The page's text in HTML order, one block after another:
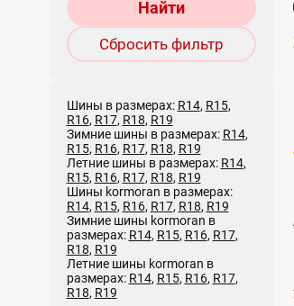
Найти
Сбросить фильтр
Шины в размерах: R14, R15,
R16, R17, R18, R19
Зимние шины в размерах: R14,
R15, R16, R17, R18, R19
Летние шины в размерах: R14,
R15, R16, R17, R18, R19
Шины kormoran в размерах:
R14, R15, R16, R17, R18, R19
Зимние шины kormoran в
размерах: R14, R15, R16, R17,
R18, R19
Летние шины kormoran в
размерах: R14, R15, R16, R17,
R18, R19